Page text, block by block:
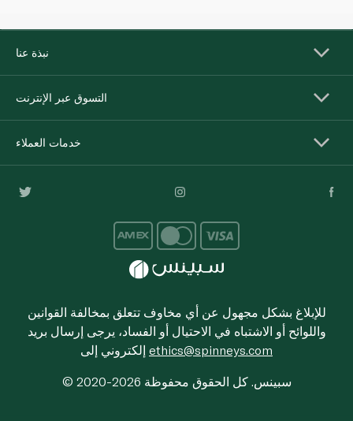
نبذة عنا
التسوق عبر الإنترنت
خدمات العملاء
للإبلاغ بشكل مجهول عن أي مخاوف تتعلق بمخالفة القوانين
واللوائح أو الاشتباه في الاحتيال أو الفساد، يرجى إرسال بريد
ethics@spinneys.com
© 2020-2026 سبينس. كل الحقوق محفوظة